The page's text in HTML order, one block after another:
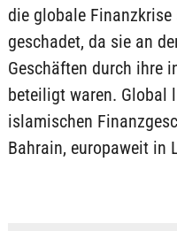
die globale
geschadet, da sie an
Geschäften durch ihre
beteiligt waren. Global
islamischen
Bahrain, europaweit in